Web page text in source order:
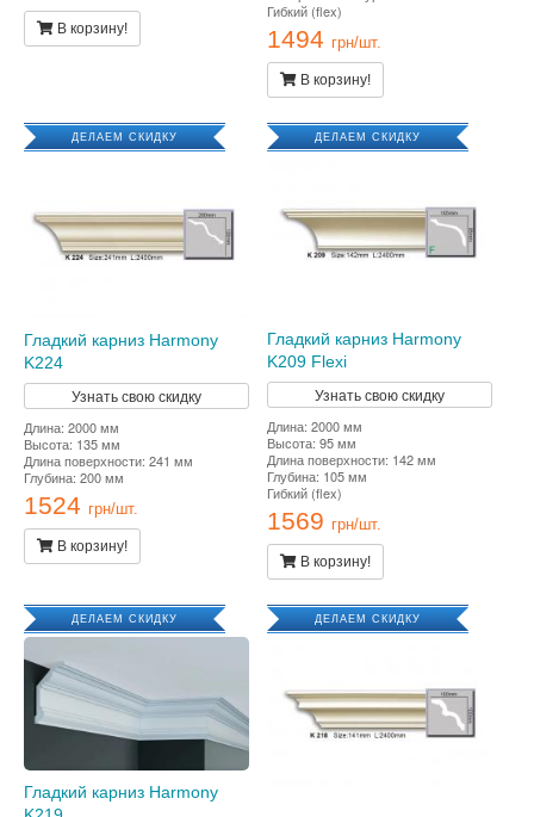
В корзину!
Гибкий (flex)
1494 грн/шт.
В корзину!
ДЕЛАЕМ СКИДКУ
Гладкий карниз Harmony
K224
Узнать свою скидку
Длина: 2000 мм
Высота: 135 мм
Длина поверхности: 241 мм
Глубина: 200 мм
1524 грн/шт.
В корзину!
ДЕЛАЕМ СКИДКУ
Гладкий карниз Harmony
K209 Flexi
Узнать свою скидку
Длина: 2000 мм
Высота: 95 мм
Длина поверхности: 142 мм
Глубина: 105 мм
Гибкий (flex)
1569 грн/шт.
В корзину!
ДЕЛАЕМ СКИДКУ
Гладкий карниз Harmony
ДЕЛАЕМ СКИДКУ